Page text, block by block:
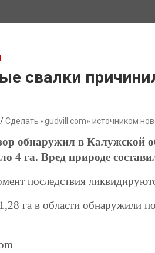
свалки
Сделать «gudvill.com» источником
обнаружил в Калужской
4 га. Вред природе
последствия
га в области обнаружили